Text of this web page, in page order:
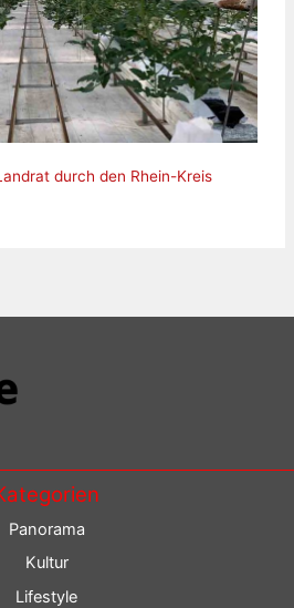
durch den Rhein-Kreis
Panorama
Kultur
Lifestyle